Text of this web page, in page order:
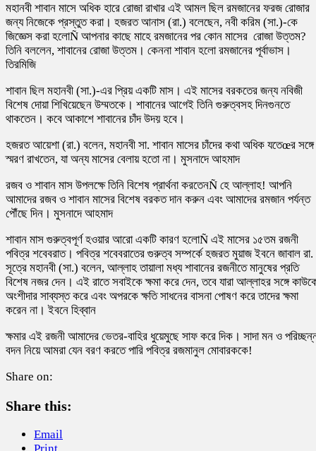
মহানবী শাবান মাসে অধিক হারে রোজা রাখার এই আমল ছিল রমজানের ফরজ রোজার
জন্য নিজেকে প্রস্তুত করা। হজরত আনাস (রা.) বলেছেন, নবী করিম (সা.)-কে
জিজ্ঞেস করা হলোÑ আপনার কাছে মাহে রমজানের পর কোন মাসের রোজা উত্তম?
তিনি বললেন, শাবানের রোজা উত্তম। কেননা শাবান হলো রমজানের পূর্বাভাস।
তিরমিজি
শাবান ছিল মহানবী (সা.)-এর প্রিয় একটি মাস। এই মাসের বরকতের জন্য নবিজী
বিশেষ দোয়া শিখিয়েছেন উম্মতকে। শাবানের আগেই তিনি গুরুত্বসহ দিনগুনতে
থাকতেন। কবে আকাশে শাবানের চাঁদ উদয় হবে।
হজরত আয়েশা (রা.) বলেন, মহানবী সা. শাবান মাসের চাঁদের কথা অধিক যতেœর সঙ্গে
স্মরণ রাখতেন, যা অন্য মাসের বেলায় হতো না। মুসনাদে আহমাদ
রজব ও শাবান মাস উপলক্ষে তিনি বিশেষ প্রার্থনা করতেনÑ হে আল্লাহ! আপনি
আমাদের রজব ও শাবান মাসের বিশেষ বরকত দান করুন এবং আমাদের রমজান পর্যন্ত
পৌঁছে দিন। মুসনাদে আহমাদ
শাবান মাস গুরুত্বপূর্ণ হওয়ার আরো একটি কারণ হলোÑ এই মাসের ১৫তম রজনী
পবিত্র শবেবরাত। পবিত্র শবেবরাতের গুরুত্ব সম্পর্কে হজরত মুয়াজ ইবনে জাবাল রা.
সূত্রে মহানবী (সা.) বলেন, আল্লাহ তায়ালা মধ্য শাবানের রজনীতে মানুষের প্রতি
বিশেষ নজর দেন। এই রাতে সবাইকে ক্ষমা করে দেন, তবে যারা আল্লাহর সঙ্গে
অংশীদার সাব্যস্ত করে এবং অপরকে ক্ষতি সাধনের বাসনা পোষণ করে তাদের ক্ষমা
করেন না। ইবনে হিব্বান
ক্ষমার এই রজনী আমাদের ভেতর-বাহির ধুয়েমুছে সাফ করে দিক। সাদা মন ও
বদন নিয়ে আমরা যেন বরণ করতে পারি পবিত্র রজমানুল মোবারককে!
Share on:
Share this:
Email